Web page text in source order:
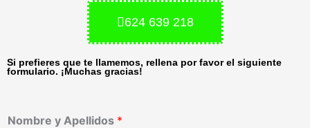
624 639 218
Si prefieres que te llamemos, rellena por favor el siguiente
formulario. ¡Muchas gracias!
Nombre y Apellidos *